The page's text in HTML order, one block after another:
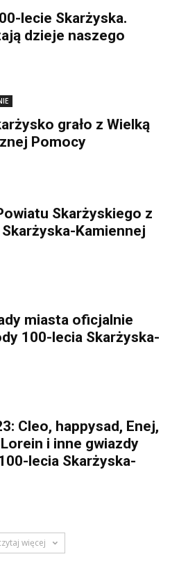
lecie Skarżyska.
dzieje naszego
grało z Wielką
Pomocy
Skarżyskiego z
Kamiennej
miasta oficjalnie
100-lecia Skarżyska-
Cleo, happysad, Enej,
i inne gwiazdy
lecia Skarżyska-
więcej